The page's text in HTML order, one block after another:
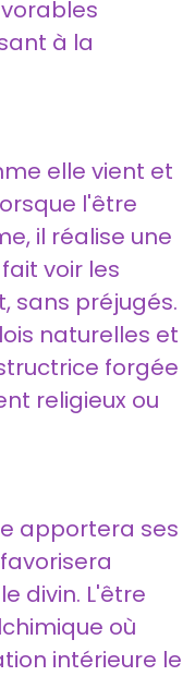
à la
elle vient et
l'être
il réalise une
voir les
sans préjugés.
naturelles et
forgée
religieux ou
apportera ses
divin. L'être
où
intérieure le